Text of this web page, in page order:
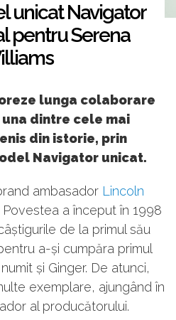
unicat Navigator
pentru Serena
lunga colaborare
dintre cele mai
din istorie, prin
Navigator unicat.
ambasador Lincoln
a început în 1998
de la primul său
a-și cumpăra primul
și Ginger. De atunci,
exemplare, ajungând în
al producătorului.